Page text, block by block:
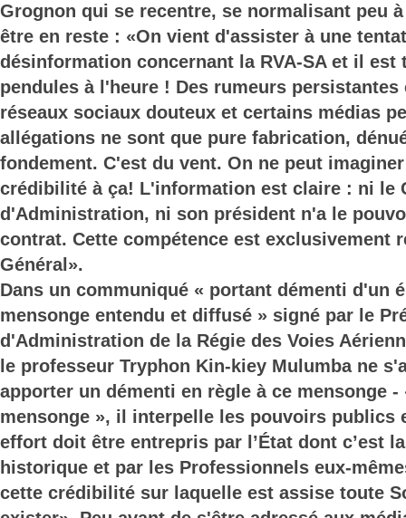
Grognon qui se recentre, se normalisant peu
être en reste : «On vient d'assister à une
désinformation concernant la RVA-SA et il est
pendules à l'heure ! Des rumeurs
réseaux sociaux douteux et certains médias
allégations ne sont que pure fabrication,
fondement. C'est du vent. On ne peut
crédibilité à ça! L'information est claire : ni le
d'Administration, ni son président n'a le
contrat. Cette compétence est exclusivement
Général».
Dans un communiqué « portant démenti d'un
mensonge entendu et diffusé » signé par le
d'Administration de la Régie des Voies
le professeur Tryphon Kin-kiey Mulumba ne
apporter un démenti en règle à ce mensonge -
mensonge », il interpelle les pouvoirs publics
effort doit être entrepris par l’État dont c’est
historique et par les Professionnels eux-
cette crédibilité sur laquelle est assise toute